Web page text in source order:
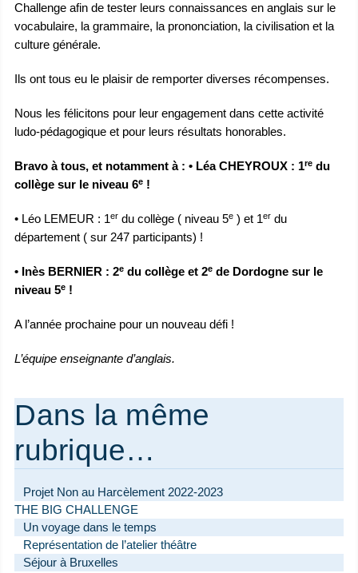
Challenge afin de tester leurs connaissances en anglais sur le
vocabulaire, la grammaire, la prononciation, la civilisation et la
culture générale.
Ils ont tous eu le plaisir de remporter diverses récompenses.
Nous les félicitons pour leur engagement dans cette activité
ludo-pédagogique et pour leurs résultats honorables.
Bravo à tous, et notamment à : • Léa CHEYROUX : 1re du
collège sur le niveau 6e !
• Léo LEMEUR : 1er du collège ( niveau 5e ) et 1er du
département ( sur 247 participants) !
• Inès BERNIER : 2e du collège et 2e de Dordogne sur le
niveau 5e !
A l’année prochaine pour un nouveau défi !
L’équipe enseignante d’anglais.
Dans la même
rubrique…
Projet Non au Harcèlement 2022-2023
THE BIG CHALLENGE
Un voyage dans le temps
Représentation de l’atelier théâtre
Séjour à Bruxelles